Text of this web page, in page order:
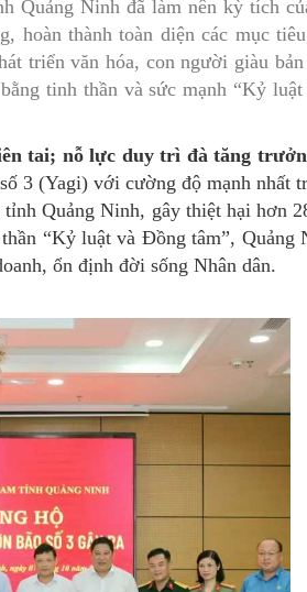
Y tế
tệ nạn xã hội
bệnh
phẩm
bị y tế
bộ
KH & CNTT
Hiên mô, tạng
Quảng Ninh đã làm nên kỳ tích
hoàn thành toàn diện các mục
triển văn hóa, con người giàu
tinh thần và sức mạnh “Kỷ
tai; nỗ lực duy trì đà tăng
3 (Yagi) với cường độ mạnh nhất
Quảng Ninh, gây thiệt hại hơn
“Kỷ luật và Đồng tâm”, Quảng
ổn định đời sống Nhân dân.